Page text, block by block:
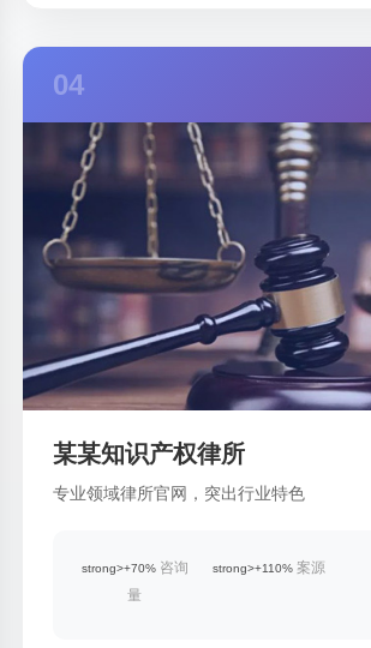
04
某某知识产权律所
专业领域律所官网，突出行业特色
strong>+70% 咨询
量
strong>+110% 案源